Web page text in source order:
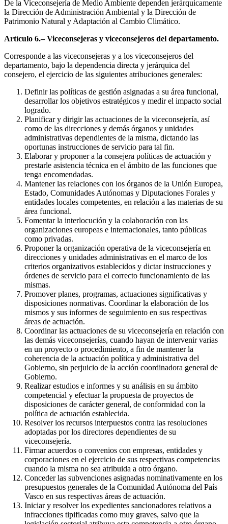
De la Viceconsejería de Medio Ambiente dependen jerárquicamente
la Dirección de Administración Ambiental y la Dirección de
Patrimonio Natural y Adaptación al Cambio Climático.
Artículo 6.– Viceconsejeras y viceconsejeros del departamento.
Corresponde a las viceconsejeras y a los viceconsejeros del
departamento, bajo la dependencia directa y jerárquica del
consejero, el ejercicio de las siguientes atribuciones generales:
Definir las políticas de gestión asignadas a su área funcional,
desarrollar los objetivos estratégicos y medir el impacto social
logrado.
Planificar y dirigir las actuaciones de la viceconsejería, así
como de las direcciones y demás órganos y unidades
administrativas dependientes de la misma, dictando las
oportunas instrucciones de servicio para tal fin.
Elaborar y proponer a la consejera políticas de actuación y
prestarle asistencia técnica en el ámbito de las funciones que
tenga encomendadas.
Mantener las relaciones con los órganos de la Unión Europea,
Estado, Comunidades Autónomas y Diputaciones Forales y
entidades locales competentes, en relación a las materias de su
área funcional.
Fomentar la interlocución y la colaboración con las
organizaciones europeas e internacionales, tanto públicas
como privadas.
Proponer la organización operativa de la viceconsejería en
direcciones y unidades administrativas en el marco de los
criterios organizativos establecidos y dictar instrucciones y
órdenes de servicio para el correcto funcionamiento de las
mismas.
Promover planes, programas, actuaciones significativas y
disposiciones normativas. Coordinar la elaboración de los
mismos y sus informes de seguimiento en sus respectivas
áreas de actuación.
Coordinar las actuaciones de su viceconsejería en relación con
las demás viceconsejerías, cuando hayan de intervenir varias
en un proyecto o procedimiento, a fin de mantener la
coherencia de la actuación política y administrativa del
Gobierno, sin perjuicio de la acción coordinadora general de
Gobierno.
Realizar estudios e informes y su análisis en su ámbito
competencial y efectuar la propuesta de proyectos de
disposiciones de carácter general, de conformidad con la
política de actuación establecida.
Resolver los recursos interpuestos contra las resoluciones
adoptadas por los directores dependientes de su
viceconsejería.
Firmar acuerdos o convenios con empresas, entidades y
corporaciones en el ejercicio de sus respectivas competencias
cuando la misma no sea atribuida a otro órgano.
Conceder las subvenciones asignadas nominativamente en los
presupuestos generales de la Comunidad Autónoma del País
Vasco en sus respectivas áreas de actuación.
Iniciar y resolver los expedientes sancionadores relativos a
infracciones tipificadas como muy graves, salvo que la